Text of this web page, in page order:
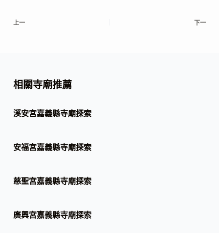
上一 下一
相關寺廟推薦
溪安宮嘉義縣寺廟探索
安福宮嘉義縣寺廟探索
慈聖宮嘉義縣寺廟探索
廣興宮嘉義縣寺廟探索